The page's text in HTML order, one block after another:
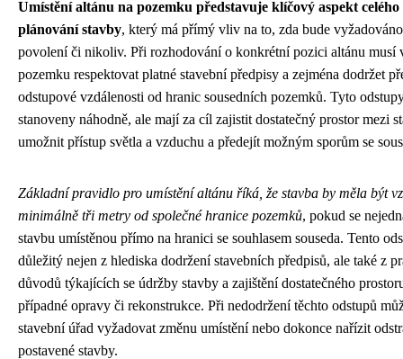
Umístění altánu na pozemku představuje klíčový aspekt celého
plánování stavby, který má přímý vliv na to, zda bude
povolení či nikoliv. Při rozhodování o konkrétní pozici altánu musí
pozemku respektovat platné stavební předpisy a zejména dodržet
odstupové vzdálenosti od hranic sousedních pozemků. Tyto
stanoveny náhodně, ale mají za cíl zajistit dostatečný prostor mezi
umožnit přístup světla a vzduchu a předejít možným sporům se
Základní pravidlo pro umístění altánu říká, že stavba by měla být
minimálně tři metry od společné hranice pozemků, pokud se
stavbu umístěnou přímo na hranici se souhlasem souseda. Tento
důležitý nejen z hlediska dodržení stavebních předpisů, ale také z
důvodů týkajících se údržby stavby a zajištění dostatečného
případné opravy či rekonstrukce. Při nedodržení těchto odstupů
stavební úřad vyžadovat změnu umístění nebo dokonce nařízit
postavené stavby.